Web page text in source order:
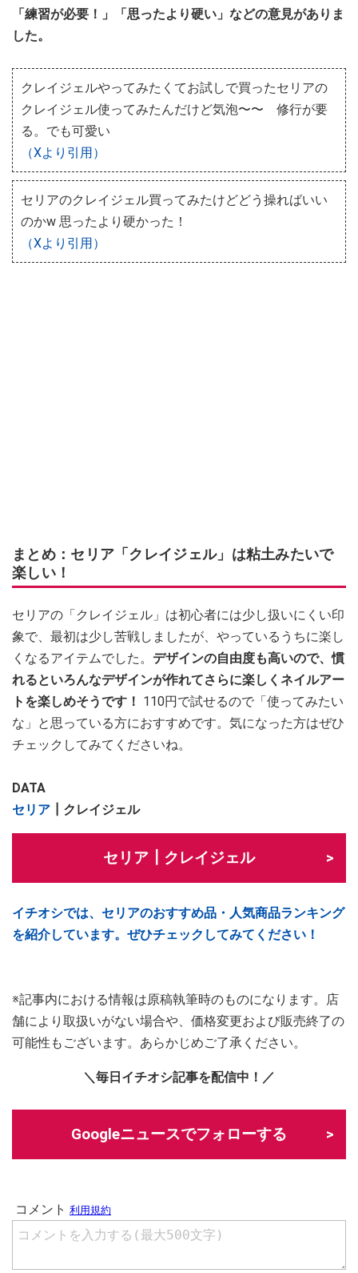
「練習が必要！」「思ったより硬い」などの意見がありま
した。
クレイジェルやってみたくてお試しで買ったセリアの
クレイジェル使ってみたんだけど気泡〜〜 修行が要
る。でも可愛い
（Xより引用）
セリアのクレイジェル買ってみたけどどう操ればいい
のかw 思ったより硬かった！
（Xより引用）
まとめ：セリア「クレイジェル」は粘土みたいで
楽しい！
セリアの「クレイジェル」は初心者には少し扱いにくい印
象で、最初は少し苦戦しましたが、やっているうちに楽し
くなるアイテムでした。 デザインの自由度も高いので、慣
れるといろんなデザインが作れてさらに楽しくネイルアー
トを楽しめそうです！ 110円で試せるので「使ってみたい
な」と思っている方におすすめです。気になった方はぜひ
チェックしてみてくださいね。
DATA
セリア ┃クレイジェル
セリア┃クレイジェル
イチオシでは、セリアのおすすめ品・人気商品ランキング
を紹介しています。ぜひチェックしてみてください！
※記事内における情報は原稿執筆時のものになります。店
舗により取扱いがない場合や、価格変更および販売終了の
可能性もございます。あらかじめご了承ください。
＼毎日イチオシ記事を配信中！／
Googleニュースでフォローする